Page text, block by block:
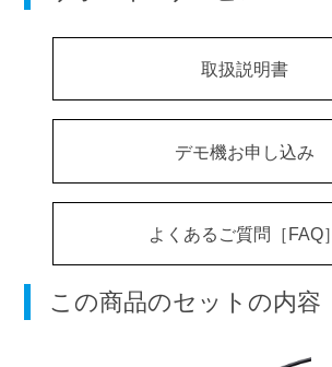
取扱説明書
デモ機お申し込み
よくあるご質問［FAQ］
この商品のセットの内容